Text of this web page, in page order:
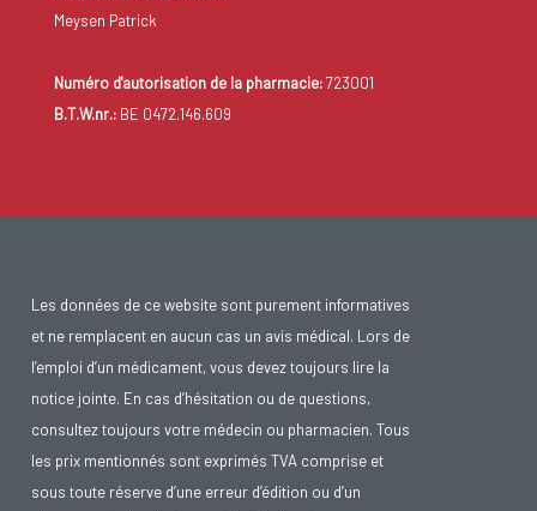
Meysen Patrick
Numéro d'autorisation de la pharmacie:723001
B.T.W.nr.:BE 0472.146.609
Les données de ce website sont purement informatives
et ne remplacent en aucun cas un avis médical. Lors de
l’emploi d’un médicament, vous devez toujours lire la
notice jointe. En cas d’hésitation ou de questions,
consultez toujours votre médecin ou pharmacien. Tous
les prix mentionnés sont exprimés TVA comprise et
sous toute réserve d’une erreur d’édition ou d’un